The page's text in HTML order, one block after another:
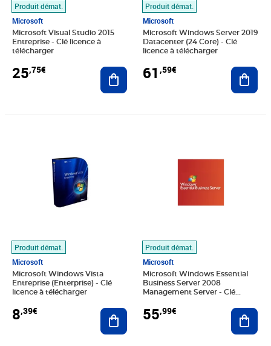
Produit démat.
Microsoft
Microsoft Visual Studio 2015
Entreprise - Clé licence à
télécharger
25,75€ Ajouter au panier
Produit démat.
Microsoft
Microsoft Windows Server 2019
Datacenter (24 Core) - Clé
licence à télécharger
61 ,59€
Produit démat.
Microsoft
Microsoft Windows Vista
Entreprise (Enterprise) - Clé
licence à télécharger
8,39€ Ajouter au panier
Produit démat.
Microsoft
Microsoft Windows Essential
Business Server 2008
Management Server - Clé
55,99€